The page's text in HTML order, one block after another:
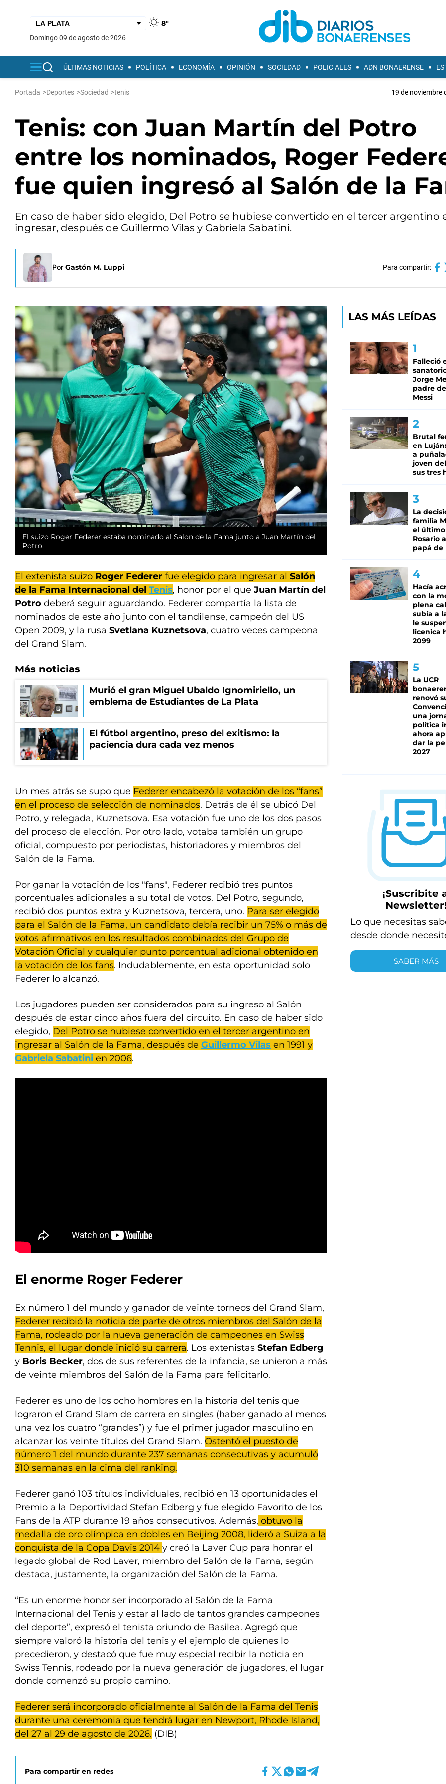
8°
domingo 09 de agosto de 2026
ÚLTIMAS NOTICIAS POLÍTICA ECONOMÍA OPINIÓN SOCIEDAD POLICIALES ADN BONAERENSE
Portada >Deportes >Sociedad >tenis 19 de noviembre
Tenis: con Juan Martín del Potro
entre los nominados, Roger
fue quien ingresó al Salón de la
En caso de haber sido elegido, Del Potro se hubiese convertido en el tercer argentino
ingresar, después de Guillermo Vilas y Gabriela Sabatini.
Por Gastón M. Luppi Para compartir:
El suizo Roger Federer estaba nominado al Salon de la Fama junto a Juan Martín del
Potro.
El extenista suizo Roger Federer fue elegido para ingresar al Salón
de la Fama Internacional del Tenis, honor por el que Juan Martín del
Potro deberá seguir aguardando. Federer compartía la lista de
nominados de este año junto con el tandilense, campeón del US
Open 2009, y la rusa Svetlana Kuznetsova, cuatro veces campeona
del Grand Slam.
Más noticias
Murió el gran Miguel Ubaldo Ignomiriello, un
emblema de Estudiantes de La Plata
El fútbol argentino, preso del exitismo: la
paciencia dura cada vez menos
Un mes atrás se supo que Federer encabezó la votación de los “fans”
en el proceso de selección de nominados. Detrás de él se ubicó Del
Potro, y relegada, Kuznetsova. Esa votación fue uno de los dos pasos
del proceso de elección. Por otro lado, votaba también un grupo
oficial, compuesto por periodistas, historiadores y miembros del
Salón de la Fama.
Por ganar la votación de los "fans", Federer recibió tres puntos
porcentuales adicionales a su total de votos. Del Potro, segundo,
recibió dos puntos extra y Kuznetsova, tercera, uno. Para ser elegido
para el Salón de la Fama, un candidato debía recibir un 75% o más de
votos afirmativos en los resultados combinados del Grupo de
Votación Oficial y cualquier punto porcentual adicional obtenido en
la votación de los fans. Indudablemente, en esta oportunidad solo
Federer lo alcanzó.
Los jugadores pueden ser considerados para su ingreso al Salón
después de estar cinco años fuera del circuito. En caso de haber sido
elegido, Del Potro se hubiese convertido en el tercer argentino en
ingresar al Salón de la Fama, después de Guillermo Vilas en 1991 y
Gabriela Sabatini en 2006.
El enorme Roger Federer
Ex número 1 del mundo y ganador de veinte torneos del Grand Slam,
Federer recibió la noticia de parte de otros miembros del Salón de la
Fama, rodeado por la nueva generación de campeones en Swiss
Tennis, el lugar donde inició su carrera. Los extenistas Stefan Edberg
y Boris Becker, dos de sus referentes de la infancia, se unieron a más
de veinte miembros del Salón de la Fama para felicitarlo.
Federer es uno de los ocho hombres en la historia del tenis que
lograron el Grand Slam de carrera en singles (haber ganado al menos
una vez los cuatro “grandes”) y fue el primer jugador masculino en
alcanzar los veinte títulos del Grand Slam. Ostentó el puesto de
número 1 del mundo durante 237 semanas consecutivas y acumuló
310 semanas en la cima del ranking.
Federer ganó 103 títulos individuales, recibió en 13 oportunidades el
Premio a la Deportividad Stefan Edberg y fue elegido Favorito de los
Fans de la ATP durante 19 años consecutivos. Además, obtuvo la
medalla de oro olímpica en dobles en Beijing 2008, lideró a Suiza a la
conquista de la Copa Davis 2014 y creó la Laver Cup para honrar el
legado global de Rod Laver, miembro del Salón de la Fama, según
destaca, justamente, la organización del Salón de la Fama.
“Es un enorme honor ser incorporado al Salón de la Fama
Internacional del Tenis y estar al lado de tantos grandes campeones
del deporte”, expresó el tenista oriundo de Basilea. Agregó que
siempre valoró la historia del tenis y el ejemplo de quienes lo
precedieron, y destacó que fue muy especial recibir la noticia en
Swiss Tennis, rodeado por la nueva generación de jugadores, el lugar
donde comenzó su propio camino.
Federer será incorporado oficialmente al Salón de la Fama del Tenis
durante una ceremonia que tendrá lugar en Newport, Rhode Island,
del 27 al 29 de agosto de 2026. (DIB)
Para compartir en redes
LAS MÁS LEÍDAS
Falleció
Jorge
padre
Messi
Brutal
en
a
joven
sus tres
La
familia
el último
Rosario
papá de
Hacía
con la
plena
subía a
le
licenica
2099
La UCR
renovó
una
política
ahora
dar la
2027
¡Suscribite
Newsletter!
Lo que necesitas
desde donde
SABER MÁS